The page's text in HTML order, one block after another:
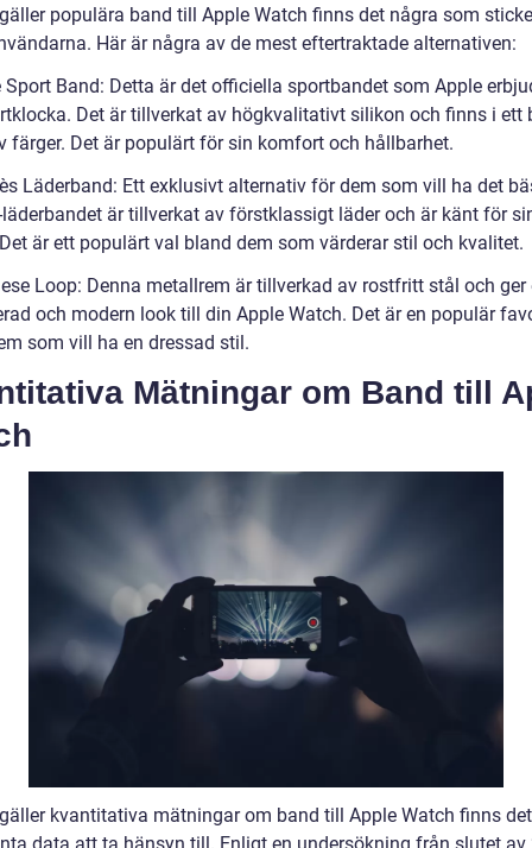
populära band till Apple Watch finns det några som
Här är några av de mest eftertraktade alternativen:
Sport Band: Detta är det officiella sportbandet som Apple
Det är tillverkat av högkvalitativt silikon och finns i ett
färger. Det är populärt för sin komfort och hållbarhet.
Läderband: Ett exklusivt alternativ för dem som vill ha det
läderbandet är tillverkat av förstklassigt läder och är känt för
är ett populärt val bland dem som värderar stil och kvalitet.
Loop: Denna metallrem är tillverkad av rostfritt stål och ger
och modern look till din Apple Watch. Det är en populär
som vill ha en dressad stil.
Mätningar om Band till
kvantitativa mätningar om band till Apple Watch finns